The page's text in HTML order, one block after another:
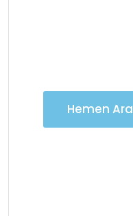
Hemen Ara